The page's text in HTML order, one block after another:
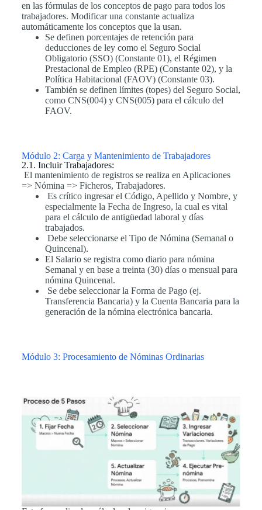
en las fórmulas de los conceptos de pago para todos los
trabajadores. Modificar una constante actualiza
automáticamente los conceptos que la usan.
Se definen porcentajes de retención para
deducciones de ley como el Seguro Social
Obligatorio (SSO) (Constante 01), el Régimen
Prestacional de Empleo (RPE) (Constante 02), y la
Política Habitacional (FAOV) (Constante 03).
También se definen límites (topes) del Seguro Social,
como CNS(004) y CNS(005) para el cálculo del
FAOV.
Módulo 2: Carga y Mantenimiento de Trabajadores
2.1. Incluir Trabajadores:
El mantenimiento de registros se realiza en Aplicaciones
=> Nómina => Ficheros, Trabajadores.
Es crítico ingresar el Código, Apellido y Nombre, y
especialmente la Fecha de Ingreso, la cual es vital
para el cálculo de antigüedad laboral y días
trabajados.
Debe seleccionarse el Tipo de Nómina (Semanal o
Quincenal).
El Salario se registra como diario para nómina
Semanal y en base a treinta (30) días o mensual para
nómina Quincenal.
Se debe seleccionar la Forma de Pago (ej.
Transferencia Bancaria) y la Cuenta Bancaria para la
generación de la nómina electrónica bancaria.
Módulo 3: Procesamiento de Nóminas Ordinarias